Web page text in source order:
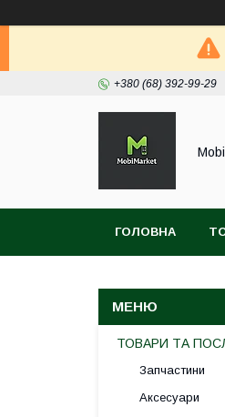
+380 (68) 392-99-29
ГОЛОВНА
ТОВАРИ ТА
Запчастини
Аксесуари